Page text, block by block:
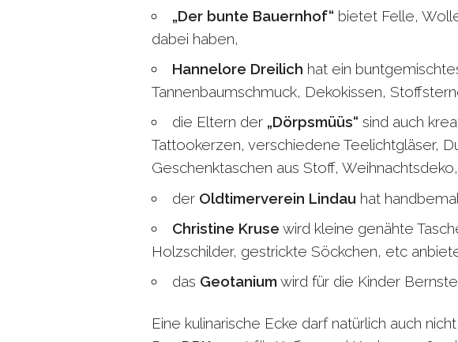
„Der bunte Bauernhof“bietet Felle,
dabei haben,
Hannelore Dreilich hat ein
Tannenbaumschmuck, Dekokissen,
die Eltern der „Dörpsmüüs“sind auch
Tattookerzen, verschiedene Teelichtgläser,
Geschenktaschen aus Stoff,
der Oldtimerverein Lindau hat
Christine Kruse wird kleine genähte
Holzschilder, gestrickte Söckchen, etc
das Geotaniumwird für die Kinder
Eine kulinarische Ecke darf natürlich auch